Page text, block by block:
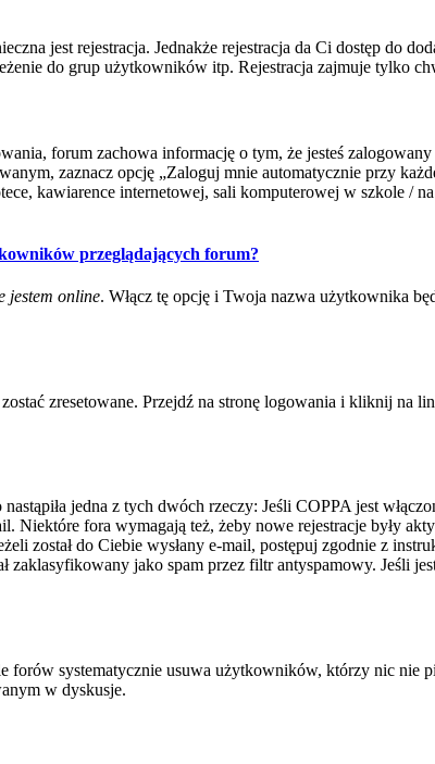
jest rejestracja. Jednakże rejestracja da Ci dostęp do
do grup użytkowników itp. Rejestracja zajmuje tylko
forum zachowa informację o tym, że jesteś
zaznacz opcję „Zaloguj mnie automatycznie przy
kawiarence internetowej, sali komputerowej w szkole /
przeglądających forum?
jestem online. Włącz tę opcję i Twoja nazwa użytkownika
zresetowane. Przejdź na stronę logowania i kliknij na
jedna z tych dwóch rzeczy: Jeśli COPPA jest
Niektóre fora wymagają też, żeby nowe rejestracje były
został do Ciebie wysłany e-mail, postępuj zgodnie z
zaklasyfikowany jako spam przez filtr antyspamowy. Jeśli
systematycznie usuwa użytkowników, którzy nic nie
w dyskusje.